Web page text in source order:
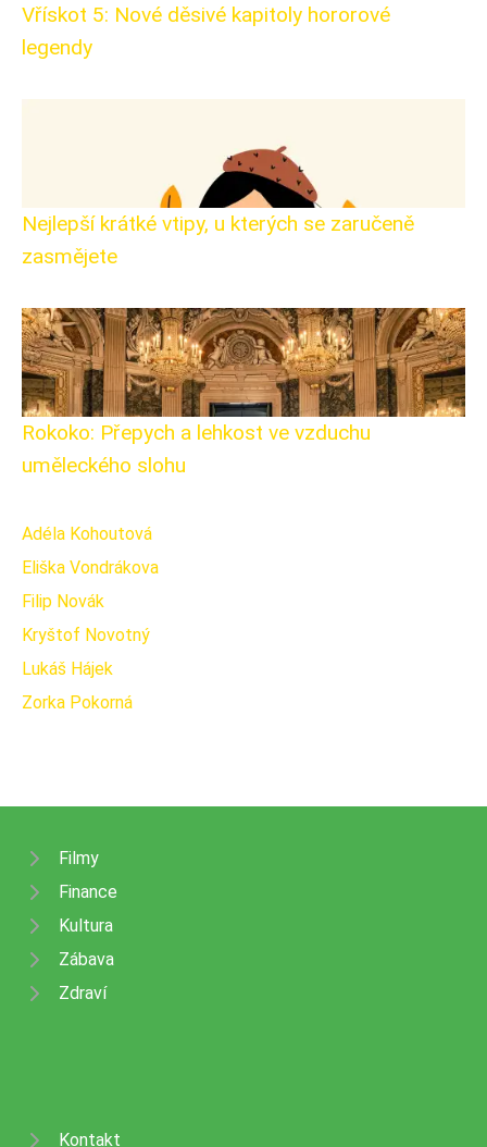
Vřískot 5: Nové děsivé kapitoly hororové
legendy
Nejlepší krátké vtipy, u kterých se zaručeně
zasmějete
Rokoko: Přepych a lehkost ve vzduchu
uměleckého slohu
Adéla Kohoutová
Eliška Vondrákova
Filip Novák
Kryštof Novotný
Lukáš Hájek
Zorka Pokorná
Filmy
Finance
Kultura
Zábava
Zdraví
Kontakt